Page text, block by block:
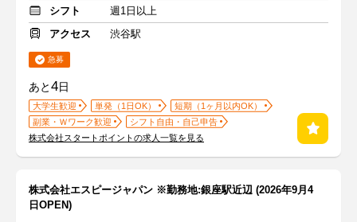
シフト
週1日以上
アクセス
渋谷駅
急募
あと4日
大学生歓迎 単発（1日OK）
短期（1ヶ月以内OK）
副業・Ｗワーク歓迎
シフト自由・自己申告
株式会社スタートポイントの求人一覧を見る
株式会社エスピージャパン ※勤務地:銀座駅近辺 (2026年9月4
日OPEN)